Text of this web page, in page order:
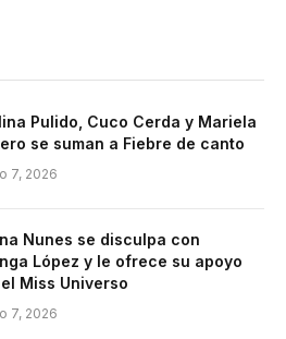
Pulido, Cuco Cerda y Mariela
se suman a Fiebre de canto
7, 2026
Nunes se disculpa con
López y le ofrece su apoyo
Miss Universo
7, 2026